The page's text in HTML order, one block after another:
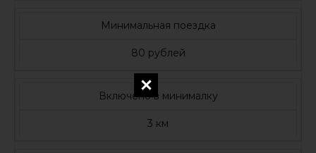
Минимальная поездка
80 рублей
Включено в минималку
3 км